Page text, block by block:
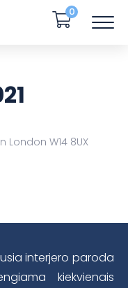
0
W14 8UX
interjero paroda
kiekvienais